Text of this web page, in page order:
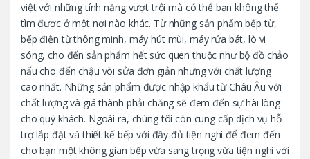
việt với những tính năng vượt trội mà có thể bạn không thể
tìm được ở một nơi nào khác. Từ những sản phẩm bếp từ,
bếp điện từ thông minh, máy hút mùi, máy rửa bát, lò vi
sóng, cho đến sản phẩm hết sức quen thuộc như bộ đồ chảo
nấu cho đến chậu vòi sửa đơn giản nhưng với chất lượng
cao nhất. Những sản phẩm được nhập khẩu từ Châu Âu với
chất lượng và giá thành phải chăng sẽ đem đến sự hài lòng
cho quý khách. Ngoài ra, chúng tôi còn cung cấp dịch vụ hỗ
trợ lắp đặt và thiết kế bếp với đầy đủ tiện nghi để đem đến
cho bạn một không gian bếp vừa sang trọng vừa tiện nghi với